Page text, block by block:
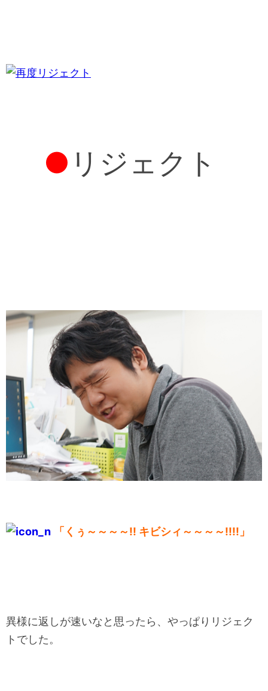
● リジェクト
「くぅ～～～～!! キビシィ～～～～!!!!」
異様に返しが速いなと思ったら、やっぱりリジェク
トでした。